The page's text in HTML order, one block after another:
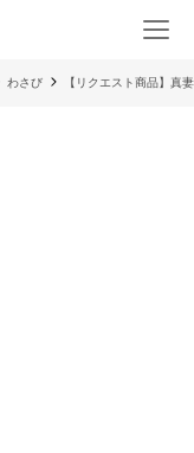
わさび 【リクエスト商品】真